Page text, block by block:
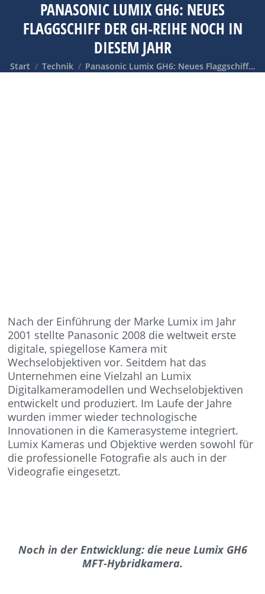
PANASONIC LUMIX GH6: NEUES
FLAGGSCHIFF DER GH-REIHE NOCH IN
DIESEM JAHR
Sie befinden sich hier:
Start Technik Panasonic Lumix GH6: Neues Flaggschiff…
Nach der Einführung der Marke Lumix im Jahr
2001 stellte Panasonic 2008 die weltweit erste
digitale, spiegellose Kamera mit
Wechselobjektiven vor. Seitdem hat das
Unternehmen eine Vielzahl an Lumix
Digitalkameramodellen und Wechselobjektiven
entwickelt und produziert. Im Laufe der Jahre
wurden immer wieder technologische
Innovationen in die Kamerasysteme integriert.
Lumix Kameras und Objektive werden sowohl für
die professionelle Fotografie als auch in der
Videografie eingesetzt.
Noch in der Entwicklung: die neue Lumix GH6
MFT-Hybridkamera.